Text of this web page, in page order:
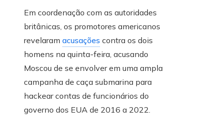
Em coordenação com as autoridades
britânicas, os promotores americanos
revelaram acusações contra os dois
homens na quinta-feira, acusando
Moscou de se envolver em uma ampla
campanha de caça submarina para
hackear contas de funcionários do
governo dos EUA de 2016 a 2022.